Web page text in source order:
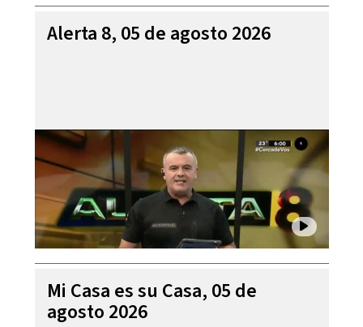
Alerta 8, 05 de agosto 2026
Mi Casa es su Casa, 05 de
agosto 2026